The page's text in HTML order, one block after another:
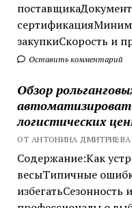
закупкиСкорость и
Оставить комментарий
Обзор
логистических
ОТ АНТОНИНА ДМИТРИЕВА
Содержание:Как
весыТипичные
избегатьСезонность